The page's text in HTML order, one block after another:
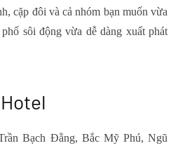
cặp đôi và cả nhóm bạn muốn vừa
sôi động vừa dễ dàng xuất phát
Bạch Đằng, Bắc Mỹ Phú, Ngũ